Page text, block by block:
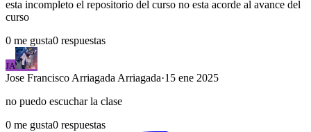
esta incompleto el repositorio del curso no esta acorde al avance del
curso
0 me gusta0 respuestas
JA
Jose Francisco Arriagada Arriagada·15 ene 2025
no puedo escuchar la clase
0 me gusta0 respuestas